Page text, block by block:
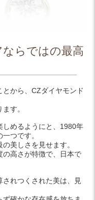
らではの最高
から、CZダイヤモンド
す。
しめるようにと、1980年
つです。
美しさを見せます。
の高さが特徴で、日本で
されつくされた美は、見